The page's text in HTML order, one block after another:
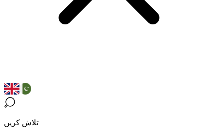
تلاش کریں